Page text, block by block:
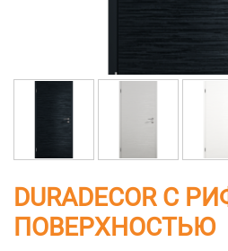
DURADECOR С
ПОВЕРХНОСТЬЮ